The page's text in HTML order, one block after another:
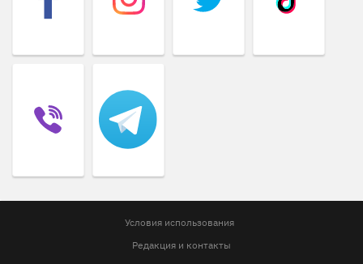
Условия использования
Редакция и контакты